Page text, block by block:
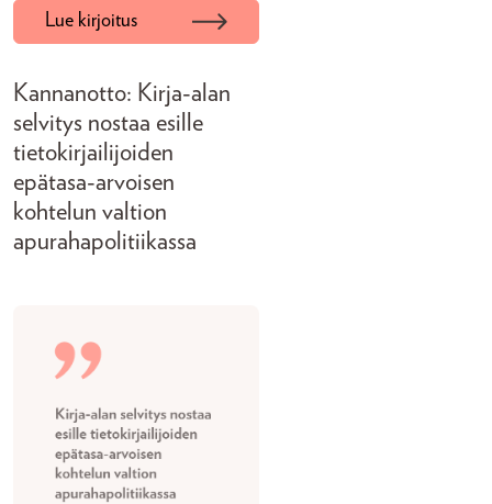
Lue kirjoitus
Kannanotto: Kirja-alan
selvitys nostaa esille
tietokirjailijoiden
epätasa-arvoisen
kohtelun valtion
apurahapolitiikassa